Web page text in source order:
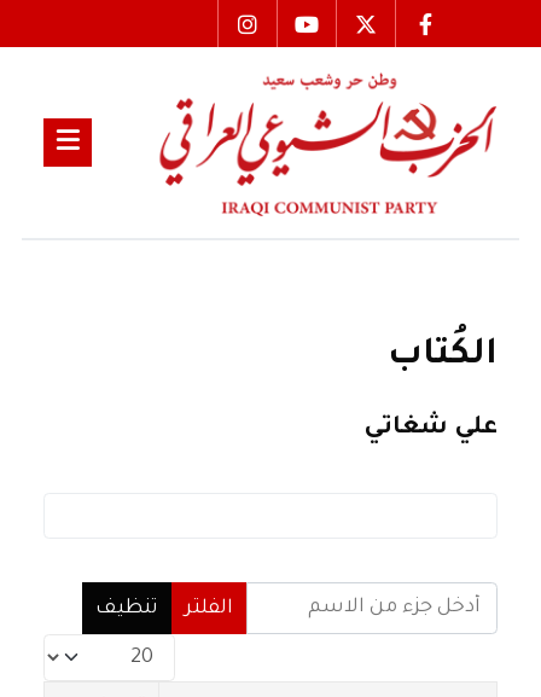
الكُتاب
علي شغاتي
أدخل جزء من الاسم
الفلتر
تنظيف
عدد الإظهارات: